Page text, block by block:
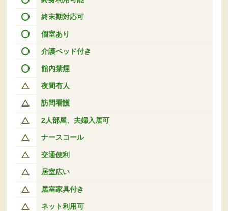
終末期対応可
個室あり
介護ベッド付き
館内禁煙
夜間有人
訪問看護
2人部屋、夫婦入居可
ナースコール
交通便利
居室広い
居室家具付き
ネット利用可